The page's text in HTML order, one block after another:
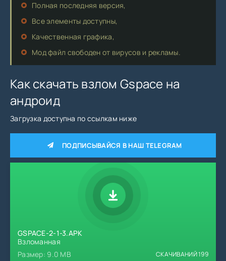
Полная последняя версия,
Все элементы доступны,
Качественная графика,
Мод файл свободен от вирусов и рекламы.
Как скачать взлом Gspace на
андроид
Загрузка доступна по ссылкам ниже
ПОДПИСЫВАЙСЯ В НАШ TELEGRAM
GSPACE-2-1-3.APK
Взломанная
Размер: 9.0 MB
СКАЧИВАНИЙ199